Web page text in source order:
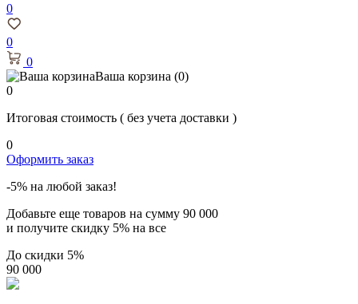
0
0
0
Ваша корзина (0)
0
Итоговая стоимость ( без учета доставки )
0
Оформить заказ
-5% на любой заказ!
Добавьте еще товаров на сумму 90 000
и получите скидку 5% на все
До скидки 5%
90 000